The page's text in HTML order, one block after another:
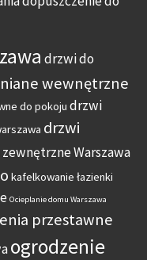
drzwi do
wewnętrzne
do pokoju drzwi
drzwi
Warszawa
kafelkowanie łazienki
Ocieplanie domu Warszawa
przestawne
ogrodzenie